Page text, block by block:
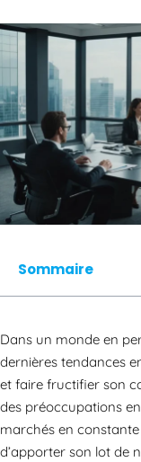
Sommaire
Dans un monde en
dernières tendances
et faire fructifier son
des préoccupations
marchés en
d’apporter son lot de